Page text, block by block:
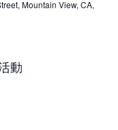
Mountain View, CA,
動